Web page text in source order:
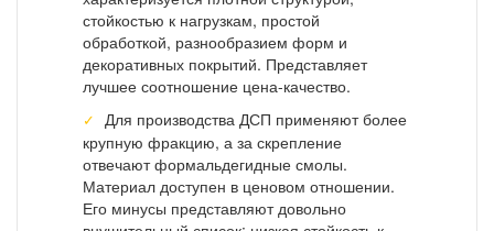
стойкостью к нагрузкам, простой
обработкой, разнообразием форм и
декоративных покрытий. Представляет
лучшее соотношение цена-качество.
Для производства ДСП применяют более
крупную фракцию, а за скрепление
отвечают формальдегидные смолы.
Материал доступен в ценовом отношении.
Его минусы представляют довольно